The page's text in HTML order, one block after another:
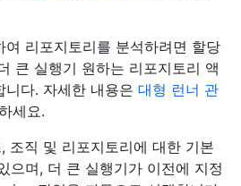
여 리포지토리를 분석하려면 할당
큰 실행기 원하는 리포지토리 액
다. 자세한 내용은 대형 런너 관
세요.
조직 및 리포지토리에 대한 기본
으며, 더 큰 실행기가 이전에 지정